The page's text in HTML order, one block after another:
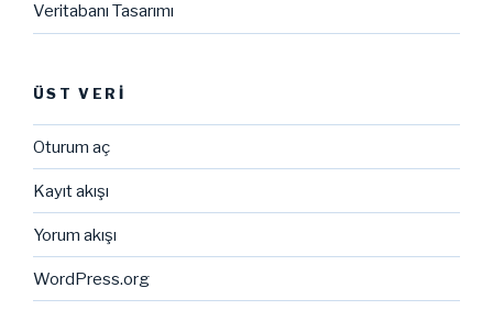
Veritabanı Tasarımı
ÜST VERI
Oturum aç
Kayıt akışı
Yorum akışı
WordPress.org